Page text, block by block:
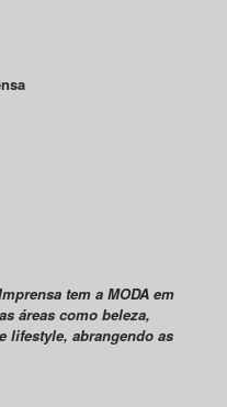
tem a MODA em
áreas como beleza,
lifestyle, abrangendo as